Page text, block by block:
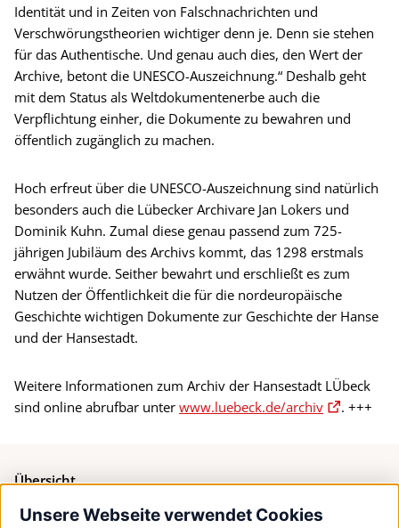
Unsere Webseite verwendet Cookies
Identität und in Zeiten von Falschnachrichten und
Verschwörungstheorien wichtiger denn je. Denn sie stehen
für das Authentische. Und genau auch dies, den Wert der
Archive, betont die UNESCO-Auszeichnung.“ Deshalb geht
mit dem Status als Weltdokumentenerbe auch die
Verpflichtung einher, die Dokumente zu bewahren und
öffentlich zugänglich zu machen.
Hoch erfreut über die UNESCO-Auszeichnung sind natürlich
besonders auch die Lübecker Archivare Jan Lokers und
Dominik Kuhn. Zumal diese genau passend zum 725-
jährigen Jubiläum des Archivs kommt, das 1298 erstmals
erwähnt wurde. Seither bewahrt und erschließt es zum
Nutzen der Öffentlichkeit die für die nordeuropäische
Geschichte wichtigen Dokumente zur Geschichte der Hanse
und der Hansestadt.
Weitere Informationen zum Archiv der Hansestadt LÜbeck
sind online abrufbar unter www.luebeck.de/archiv . +++
Übersicht
Bürgerservice